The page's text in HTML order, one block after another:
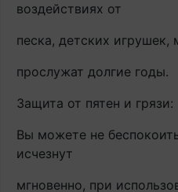
воздействиях от
песка, детских
прослужат долгие годы.
Защита от пятен и грязи:
Вы можете не
исчезнут
мгновенно, при